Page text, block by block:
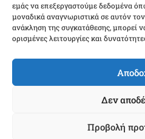
εμάς να επεξεργαστούμε δεδομένα
μοναδικά αναγνωριστικά σε αυτόν
ανάκληση της συγκατάθεσης, μπορεί
ορισμένες λειτουργίες και
Δεν
Προβολή
Κάντε κλικ για να
εμπορικής